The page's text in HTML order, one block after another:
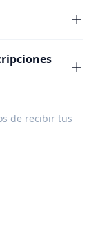
de recibir tus